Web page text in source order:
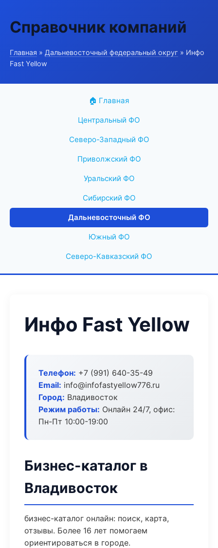
Справочник компаний
Главная » Дальневосточный федеральный округ » Инфо
Fast Yellow
🏠 Главная
Центральный ФО
Северо-Западный ФО
Приволжский ФО
Уральский ФО
Сибирский ФО
Дальневосточный ФО
Южный ФО
Северо-Кавказский ФО
Инфо Fast Yellow
Телефон: +7 (991) 640-35-49
Email: info@infofastyellow776.ru
Город: Владивосток
Режим работы: Онлайн 24/7, офис:
Пн-Пт 10:00-19:00
Бизнес-каталог в
Владивосток
бизнес-каталог онлайн: поиск, карта,
отзывы. Более 16 лет помогаем
ориентироваться в городе.